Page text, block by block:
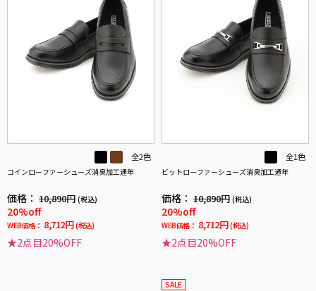
全2色
コインローファーシューズ消臭加工通年
価格： 10,890円 (税込)
20%off
WEB価格： 8,712円 (税込)
★2点目20%OFF
全1色
ビットローファーシューズ消臭加工通年
価格： 10,890円 (税込)
20%off
WEB価格： 8,712円 (税込)
★2点目20%OFF
SALE